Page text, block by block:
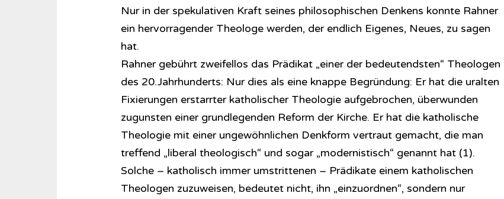
Nur in der spekulativen Kraft seines philosophischen Denkens konnte Rahner
ein hervorragender Theologe werden, der endlich Eigenes, Neues, zu sagen
hat.
Rahner gebührt zweifellos das Prädikat „einer der bedeutendsten“ Theologen
des 20.Jahrhunderts: Nur dies als eine knappe Begründung: Er hat die uralten
Fixierungen erstarrter katholischer Theologie aufgebrochen, überwunden
zugunsten einer grundlegenden Reform der Kirche. Er hat die katholische
Theologie mit einer ungewöhnlichen Denkform vertraut gemacht, die man
treffend „liberal theologisch“ und sogar „modernistisch“ genannt hat (1).
Solche – katholisch immer umstrittenen – Prädikate einem katholischen
Theologen zuzuweisen, bedeutet nicht, ihn „einzuordnen“, sondern nur